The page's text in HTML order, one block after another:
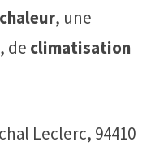
, une
, de climatisation
Leclerc, 94410